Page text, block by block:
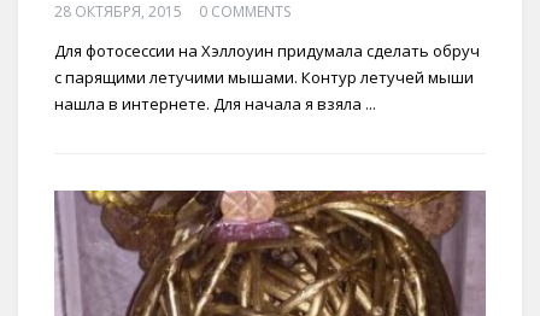
28 ОКТЯБРЯ, 2015 0 COMMENTS
Для фотосессии на Хэллоуин придумала сделать обруч
с парящими летучими мышами. Контур летучей мыши
нашла в интернете. Для начала я взяла ...